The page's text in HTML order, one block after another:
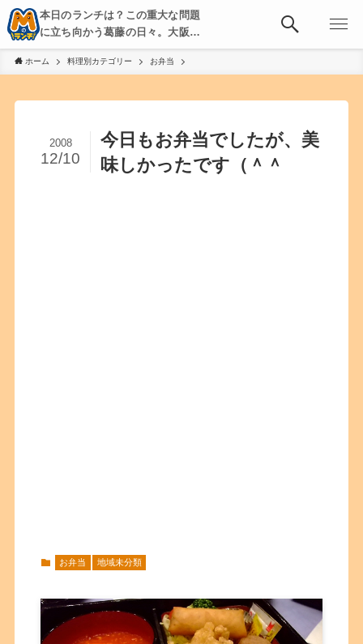
本日のランチは？この重大な問題
に立ち向かう葛藤の日々。大阪・
京都・神戸を中心とした食べ歩
き、飲み歩きを綴る。
ホーム 料理別カテゴリー お弁当
今日もお弁当でしたが、美
味しかったです（＾＾
2008
12/10
お弁当 地域未分類